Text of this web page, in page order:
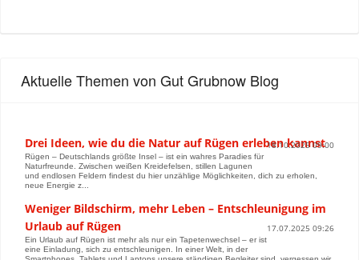
Aktuelle Themen von Gut Grubnow Blog
Drei Ideen, wie du die Natur auf Rügen erleben kannst
18.10.2025 09:00
Rügen – Deutschlands größte Insel – ist ein wahres Paradies für
Naturfreunde. Zwischen weißen Kreidefelsen, stillen Lagunen
und endlosen Feldern findest du hier unzählige Möglichkeiten, dich zu erholen,
neue Energie z...
Weniger Bildschirm, mehr Leben – Entschleunigung im
Urlaub auf Rügen
17.07.2025 09:26
Ein Urlaub auf Rügen ist mehr als nur ein Tapetenwechsel – er ist
eine Einladung, sich zu entschleunigen. In einer Welt, in der